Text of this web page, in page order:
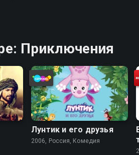
Приключения
Лунтик и его друзья
2006, Россия, Комедия